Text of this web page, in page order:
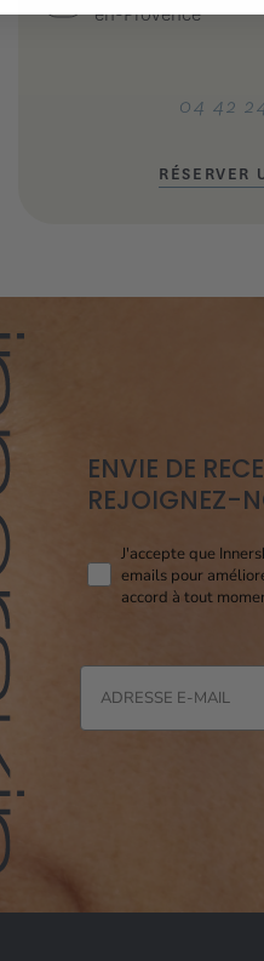
en-Provence
04 42
RÉSERVER
ENVIE DE
REJOIGNEZ-
Consent pixel openi
J'accepte que
emails pour
accord à tout